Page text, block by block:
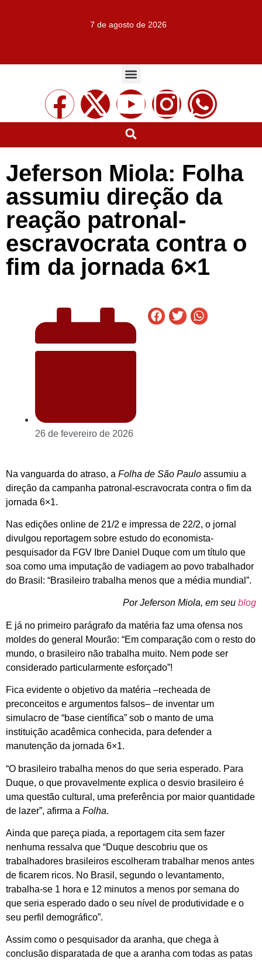
7 de agosto de 2026
Jeferson Miola: Folha
assumiu direção da
reação patronal-
escravocrata contra o
fim da jornada 6×1
26 de fevereiro de 2026
Na vanguarda do atraso, a Folha de São Paulo assumiu a
direção da campanha patronal-escravocrata contra o fim da
jornada 6×1.
Nas edições online de 21/2 e impressa de 22/2, o jornal
divulgou reportagem sobre estudo do economista-
pesquisador da FGV Ibre Daniel Duque com um título que
soa como uma imputação de vadiagem ao povo trabalhador
do Brasil: “Brasileiro trabalha menos que a média mundial”.
Por Jeferson Miola, em seu blog
E já no primeiro parágrafo da matéria faz uma ofensa nos
moldes do general Mourão: “Em comparação com o resto do
mundo, o brasileiro não trabalha muito. Nem pode ser
considerado particularmente esforçado”!
Fica evidente o objetivo da matéria –recheada de
preconceitos e argumentos falsos– de inventar um
simulacro de “base científica” sob o manto de uma
instituição acadêmica conhecida, para defender a
manutenção da jornada 6×1.
“O brasileiro trabalha menos do que seria esperado. Para
Duque, o que provavelmente explica o desvio brasileiro é
uma questão cultural, uma preferência por maior quantidade
de lazer”, afirma a Folha.
Ainda que pareça piada, a reportagem cita sem fazer
nenhuma ressalva que “Duque descobriu que os
trabalhadores brasileiros escolheram trabalhar menos antes
de ficarem ricos. No Brasil, segundo o levantamento,
trabalha-se 1 hora e 12 minutos a menos por semana do
que seria esperado dado o seu nível de produtividade e o
seu perfil demográfico”.
Assim como o pesquisador da aranha, que chega à
conclusão disparatada de que a aranha com todas as patas